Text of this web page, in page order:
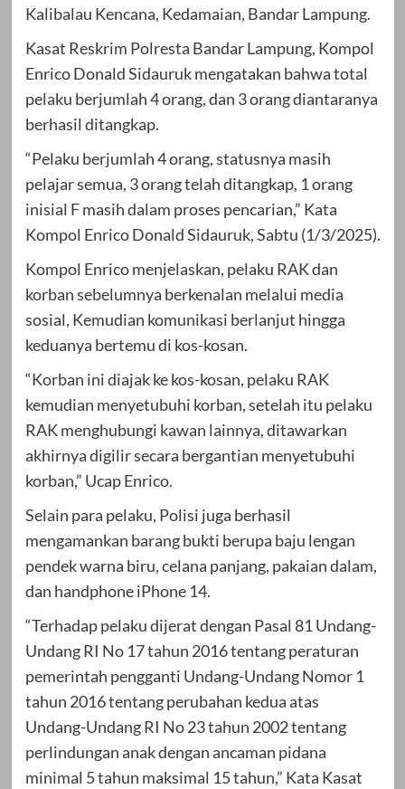
Kalibalau Kencana, Kedamaian, Bandar Lampung.
Kasat Reskrim Polresta Bandar Lampung, Kompol
Enrico Donald Sidauruk mengatakan bahwa total
pelaku berjumlah 4 orang, dan 3 orang diantaranya
berhasil ditangkap.
“Pelaku berjumlah 4 orang, statusnya masih
pelajar semua, 3 orang telah ditangkap, 1 orang
inisial F masih dalam proses pencarian,” Kata
Kompol Enrico Donald Sidauruk, Sabtu (1/3/2025).
Kompol Enrico menjelaskan, pelaku RAK dan
korban sebelumnya berkenalan melalui media
sosial, Kemudian komunikasi berlanjut hingga
keduanya bertemu di kos-kosan.
“Korban ini diajak ke kos-kosan, pelaku RAK
kemudian menyetubuhi korban, setelah itu pelaku
RAK menghubungi kawan lainnya, ditawarkan
akhirnya digilir secara bergantian menyetubuhi
korban,” Ucap Enrico.
Selain para pelaku, Polisi juga berhasil
mengamankan barang bukti berupa baju lengan
pendek warna biru, celana panjang, pakaian dalam,
dan handphone iPhone 14.
“Terhadap pelaku dijerat dengan Pasal 81 Undang-
Undang RI No 17 tahun 2016 tentang peraturan
pemerintah pengganti Undang-Undang Nomor 1
tahun 2016 tentang perubahan kedua atas
Undang-Undang RI No 23 tahun 2002 tentang
perlindungan anak dengan ancaman pidana
minimal 5 tahun maksimal 15 tahun,” Kata Kasat